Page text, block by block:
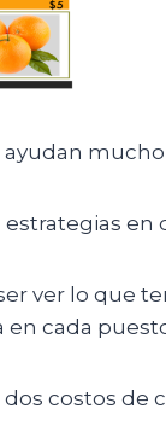
estrategias
ver lo que
en cada
costos de